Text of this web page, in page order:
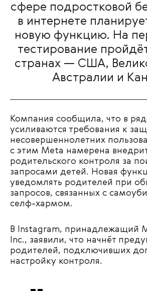
сфере подростковой
в интернете
новую функцию. На
тестирование
странах — США,
Австралии и
Компания сообщила, что в
усиливаются требования к
несовершеннолетних
с этим Meta намерена
родительского контроля за
запросами детей. Новая
уведомлять родителей при
запросов, связанных с
селф-хармом.
В Instagram, принадлежащий
Inc., заявили, что начнёт
родителей, подключивших
настройку контроля.